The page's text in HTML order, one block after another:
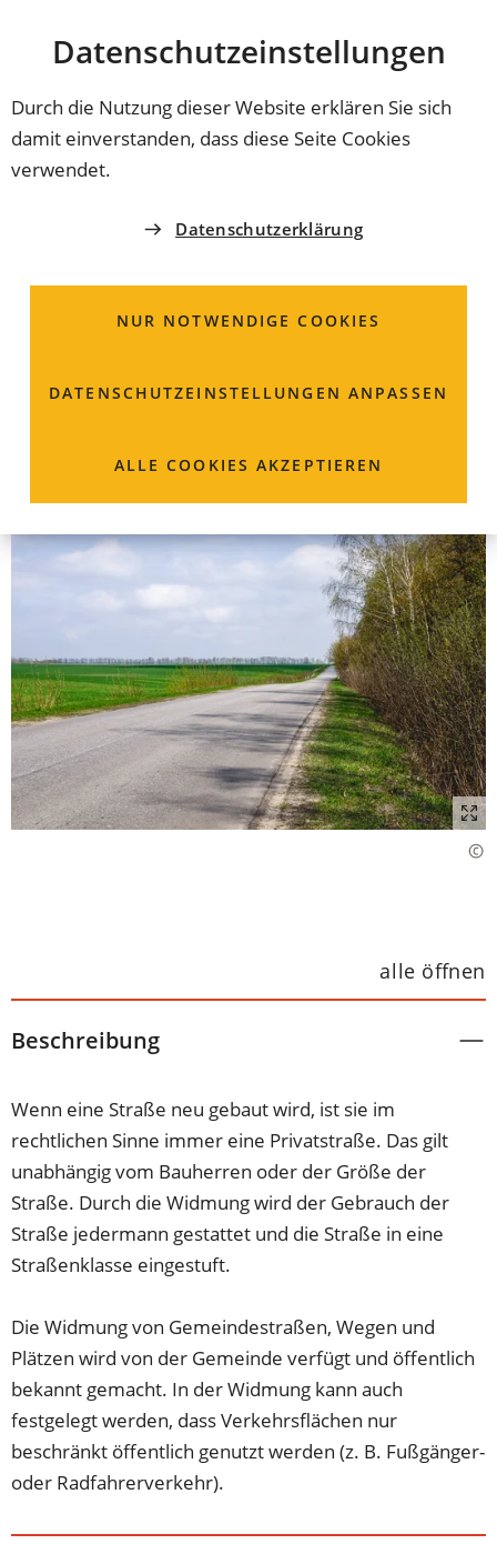
Datenschutz­einstellungen
Durch die Nutzung dieser Website erklären Sie sich
damit einverstanden, dass diese Seite Cookies
verwendet.
Datenschutzerklärung
NUR NOTWENDIGE COOKIES
DATENSCHUTZ­EINSTELLUNGEN ANPASSEN
ALLE COOKIES AKZEPTIEREN
INHALT ANSPRINGEN
Coburg
BAUVERWALTUNGS- UND UMWELTAMT
Wege und Plätze;
Widmung
alle öffnen
Beschreibung
Wenn eine Straße neu gebaut wird, ist sie im
rechtlichen Sinne immer eine Privatstraße. Das gilt
unabhängig vom Bauherren oder der Größe der
Straße. Durch die Widmung wird der Gebrauch der
Straße jedermann gestattet und die Straße in eine
Straßenklasse eingestuft.
Die Widmung von Gemeindestraßen, Wegen und
Plätzen wird von der Gemeinde verfügt und öffentlich
bekannt gemacht. In der Widmung kann auch
festgelegt werden, dass Verkehrsflächen nur
beschränkt öffentlich genutzt werden (z. B. Fußgänger-
oder Radfahrerverkehr).